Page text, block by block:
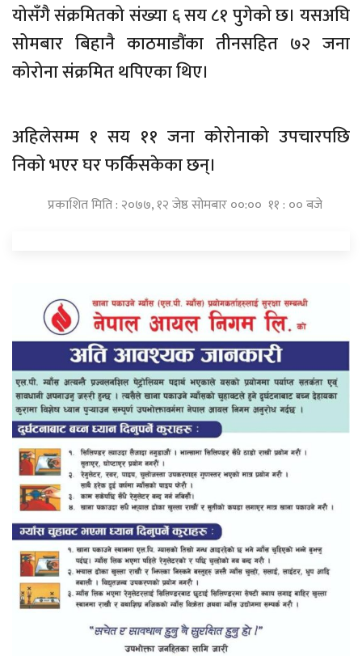
योसँगै संक्रमितको संख्या ६ सय ८१ पुगेको छ। यसअघि
सोमबार बिहानै काठमाडौंका तीनसहित ७२ जना
कोरोना संक्रमित थपिएका थिए।
अहिलेसम्म १ सय ११ जना कोरोनाको उपचारपछि
निको भएर घर फर्किसकेका छन्।
प्रकाशित मिति : २०७७, १२ जेष्ठ सोमबार ००:०० ११ : ०० बजे